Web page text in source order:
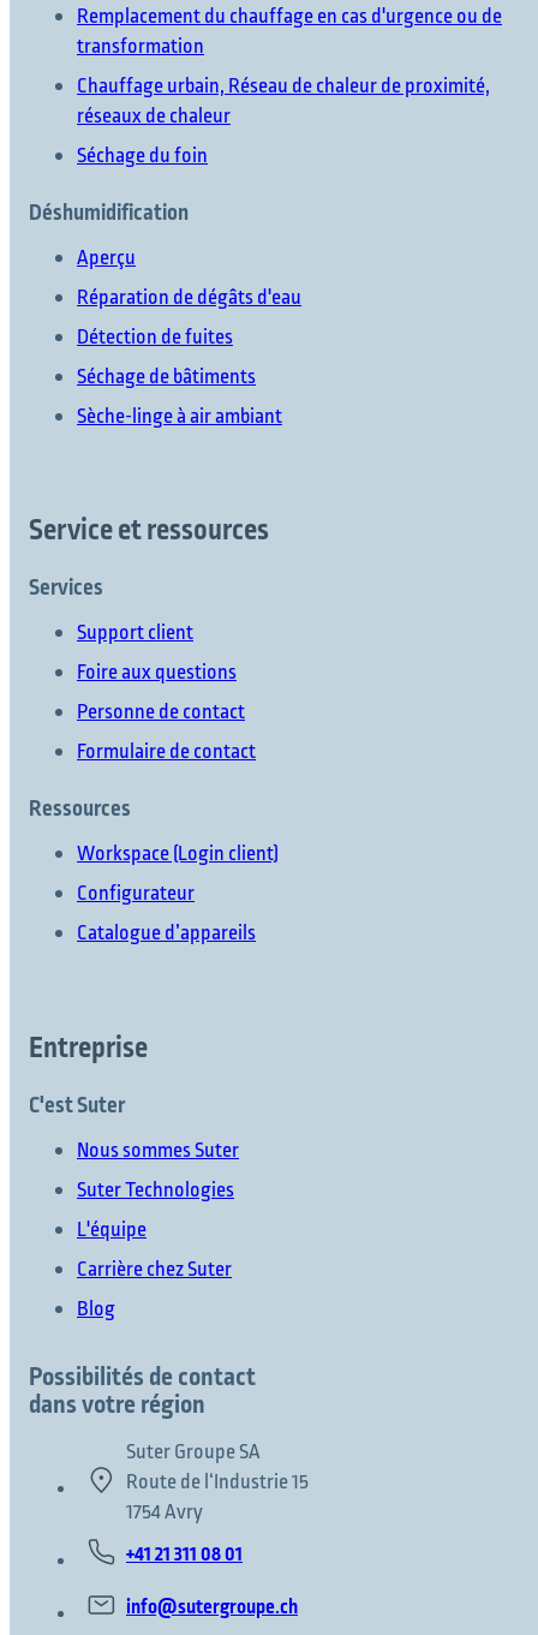
Remplacement du chauffage en cas d'urgence ou de
transformation
Chauffage urbain, Réseau de chaleur de proximité,
réseaux de chaleur
Séchage du foin
Déshumidification
Aperçu
Réparation de dégâts d'eau
Détection de fuites
Séchage de bâtiments
Sèche-linge à air ambiant
Service et ressources
Services
Support client
Foire aux questions
Personne de contact
Formulaire de contact
Ressources
Workspace (Login client)
Configurateur
Catalogue d’appareils
Entreprise
C'est Suter
Nous sommes Suter
Suter Technologies
L'équipe
Carrière chez Suter
Blog
Possibilités de contact
dans votre région
Suter Groupe SA
Route de l‘Industrie 15
1754 Avry
+41 21 311 08 01
info@sutergroupe.ch